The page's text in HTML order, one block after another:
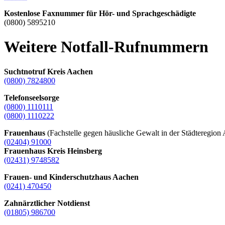
Kostenlose Faxnummer für Hör- und Sprachgeschädigte
(0800) 5895210
Weitere Notfall-Rufnummern
Suchtnotruf Kreis Aachen
(0800) 7824800
Telefonseelsorge
(0800) 1110111
(0800) 1110222
Frauenhaus (Fachstelle gegen häusliche Gewalt in der Städteregion
(02404) 91000
Frauenhaus Kreis Heinsberg
(02431) 9748582
Frauen- und Kinderschutzhaus Aachen
(0241) 470450
Zahnärztlicher Notdienst
(01805) 986700